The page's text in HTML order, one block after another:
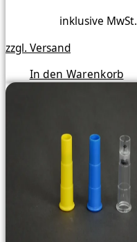
inklusive MwSt.
zzgl. Versand
In den Warenkorb